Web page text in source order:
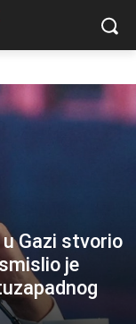
u Gazi stvorio
je